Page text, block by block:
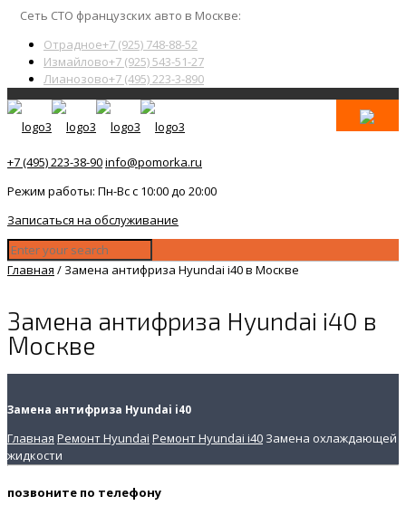
Сеть СТО французских авто в Москве:
Отрадное+7 (925) 748-88-52
Измайлово+7 (925) 543-51-27
Лианозово+7 (495) 223-3-890
+7 (495) 223-38-90info@pomorka.ru
Режим работы: Пн-Вс с 10:00 до 20:00
Записаться на обслуживание
Главная / Замена антифриза Hyundai i40 в Москве
Замена антифриза Hyundai i40 в
Москве
Замена антифриза Hyundai i40
Главная Ремонт Hyundai Ремонт Hyundai i40 Замена охлаждающей
жидкости
позвоните по телефону